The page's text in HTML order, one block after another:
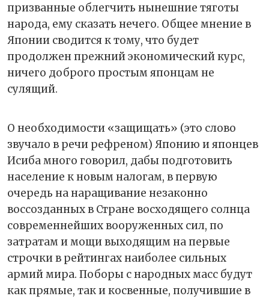
призванные облегчить нынешние тяготы
народа, ему сказать нечего. Общее мнение в
Японии сводится к тому, что будет
продолжен прежний экономический курс,
ничего доброго простым японцам не
сулящий.
О необходимости «защищать» (это слово
звучало в речи рефреном) Японию и японцев
Исиба много говорил, дабы подготовить
население к новым налогам, в первую
очередь на наращивание незаконно
воссозданных в Стране восходящего солнца
современнейших вооруженных сил, по
затратам и мощи выходящим на первые
строчки в рейтингах наиболее сильных
армий мира. Поборы с народных масс будут
как прямые, так и косвенные, получившие в